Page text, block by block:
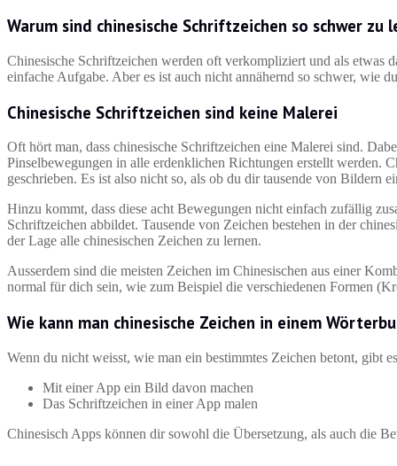
Warum sind chinesische Schriftzeichen so schwer zu
Chinesische Schriftzeichen werden oft verkompliziert und als etwas
einfache Aufgabe. Aber es ist auch nicht annähernd so schwer, wie
Chinesische Schriftzeichen sind keine Malerei
Oft hört man, dass chinesische Schriftzeichen eine Malerei sind.
Pinselbewegungen in alle erdenklichen Richtungen erstellt werden.
geschrieben. Es ist also nicht so, als ob du dir tausende von Bildern
Hinzu kommt, dass diese acht Bewegungen nicht einfach zufällig
Schriftzeichen abbildet. Tausende von Zeichen bestehen in der
der Lage alle chinesischen Zeichen zu lernen.
Ausserdem sind die meisten Zeichen im Chinesischen aus einer
normal für dich sein, wie zum Beispiel die verschiedenen Formen
Wie kann man chinesische Zeichen in einem
Wenn du nicht weisst, wie man ein bestimmtes Zeichen betont, gibt
Mit einer App ein Bild davon machen
Das Schriftzeichen in einer App malen
Chinesisch Apps können dir sowohl die Übersetzung, als auch die